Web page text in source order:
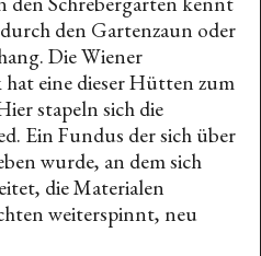
II”
- Chiara Bartl-Salvi
den Gartenzaun oder
Die Wiener
eine dieser Hütten zum
stapeln sich die
Ein Fundus der sich über
wurde, an dem sich
die Materialen
weiterspinnt, neu